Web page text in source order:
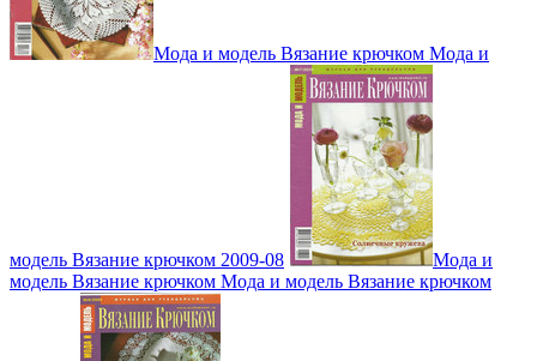
Мода и модель Вязание крючком Мода и
модель Вязание крючком 2009-08
Мода и
модель Вязание крючком Мода и модель Вязание крючком